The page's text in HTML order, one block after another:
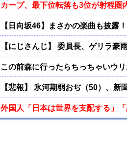
カープ、最下位転落も3位が射程圏
【日向坂46】まさかの楽曲も披露
【にじさんじ】 委員長、ゲリラ
この前森に行ったらちっちゃいウ
【悲報】 氷河期弱おぢ（50）、
外国人「日本は世界を支配する」